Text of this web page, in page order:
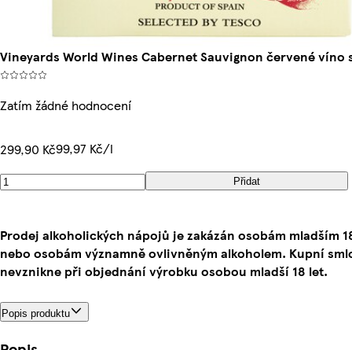
Vineyards World Wines Cabernet Sauvignon červené víno
Zatím žádné hodnocení
299,90 Kč99,97 Kč/l
Přidat
Prodej alkoholických nápojů je zakázán osobám mladším
nebo osobám významně ovlivněným alkoholem. Kupní
nevznikne při objednání výrobku osobou mladší 18 let.
Popis produktu